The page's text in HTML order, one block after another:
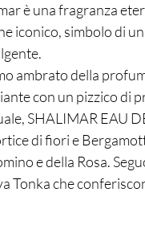
è una fragranza
iconico, simbolo di
ambrato della
con un pizzico di
SHALIMAR EAU
di fiori e
e della Rosa.
Tonka che